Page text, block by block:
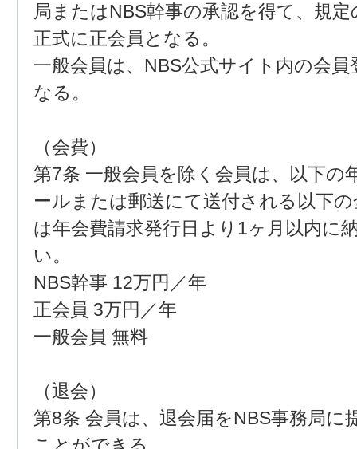
局またはNBS幹事の承認を得て、規
正式に正会員となる。
一般会員は、NBS公式サイト内の会
なる。
（会費）
第7条 一般会員を除く会員は、以下の
ールまたは郵送にて送付される以下
は年会費請求発行日より1ヶ月以内に
い。
NBS幹事 12万円／年
正会員 3万円／年
一般会員 無料
（退会）
第8条 会員は、退会届をNBS事務局に